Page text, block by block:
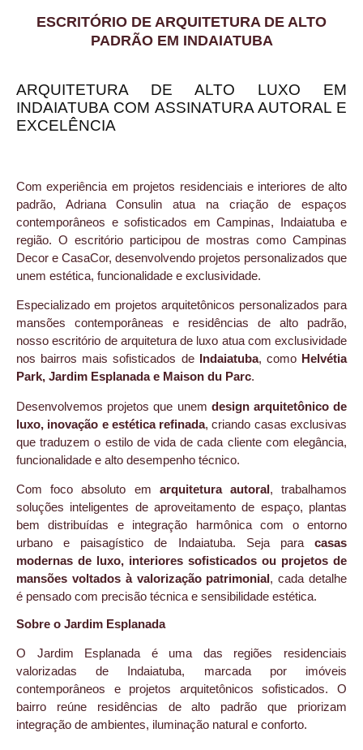
ESCRITÓRIO DE ARQUITETURA DE ALTO
PADRÃO EM INDAIATUBA
ARQUITETURA DE ALTO LUXO EM
INDAIATUBA COM ASSINATURA AUTORAL E
EXCELÊNCIA
Com experiência em projetos residenciais e interiores de alto
padrão, Adriana Consulin atua na criação de espaços
contemporâneos e sofisticados em Campinas, Indaiatuba e
região. O escritório participou de mostras como Campinas
Decor e CasaCor, desenvolvendo projetos personalizados que
unem estética, funcionalidade e exclusividade.
Especializado em projetos arquitetônicos personalizados para
mansões contemporâneas e residências de alto padrão,
nosso escritório de arquitetura de luxo atua com exclusividade
nos bairros mais sofisticados de Indaiatuba, como Helvétia
Park, Jardim Esplanada e Maison du Parc.
Desenvolvemos projetos que unem design arquitetônico de
luxo, inovação e estética refinada, criando casas exclusivas
que traduzem o estilo de vida de cada cliente com elegância,
funcionalidade e alto desempenho técnico.
Com foco absoluto em arquitetura autoral, trabalhamos
soluções inteligentes de aproveitamento de espaço, plantas
bem distribuídas e integração harmônica com o entorno
urbano e paisagístico de Indaiatuba. Seja para casas
modernas de luxo, interiores sofisticados ou projetos de
mansões voltados à valorização patrimonial, cada detalhe
é pensado com precisão técnica e sensibilidade estética.
Sobre o Jardim Esplanada
O Jardim Esplanada é uma das regiões residenciais
valorizadas de Indaiatuba, marcada por imóveis
contemporâneos e projetos arquitetônicos sofisticados. O
bairro reúne residências de alto padrão que priorizam
integração de ambientes, iluminação natural e conforto.